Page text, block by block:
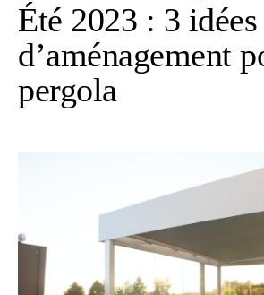
Été 2023 : 3 idées
d’aménagement
pergola